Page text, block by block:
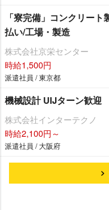
「寮完備」コンクリー
払い/工場・製造
株式会社京栄センター
時給1,500円
派遣社員 / 東京都
機械設計 UIJターン歓迎
株式会社インターテクノ
時給2,100円～
派遣社員 / 大阪府